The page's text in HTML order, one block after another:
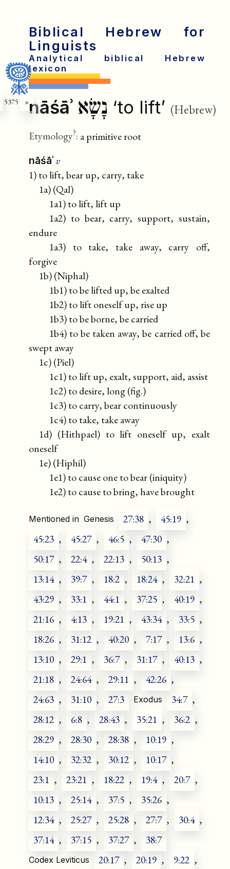
Biblical Hebrew for
Linguists
Analytical biblical Hebrew
lexicon
5375 »nāśāʾ נָשָׂא ‘to lift’ (Hebrew)
Etymology?: a primitive root
nāśāʾ v
1) to lift, bear up, carry, take
1a) (Qal)
1a1) to lift, lift up
1a2) to bear, carry, support, sustain,
endure
1a3) to take, take away, carry off,
forgive
1b) (Niphal)
1b1) to be lifted up, be exalted
1b2) to lift oneself up, rise up
1b3) to be borne, be carried
1b4) to be taken away, be carried off, be
swept away
1c) (Piel)
1c1) to lift up, exalt, support, aid, assist
1c2) to desire, long (fig.)
1c3) to carry, bear continuously
1c4) to take, take away
1d) (Hithpael) to lift oneself up, exalt
oneself
1e) (Hiphil)
1e1) to cause one to bear (iniquity)
1e2) to cause to bring, have brought
Mentioned in Genesis 27:38 , 45:19 ,
45:23 , 45:27 , 46:5 , 47:30 ,
50:17 , 22:4 , 22:13 , 50:13 ,
13:14 , 39:7 , 18:2 , 18:24 , 32:21 ,
43:29 , 33:1 , 44:1 , 37:25 , 40:19 ,
21:16 , 4:13 , 19:21 , 43:34 , 33:5 ,
18:26 , 31:12 , 40:20 , 7:17 , 13:6 ,
13:10 , 29:1 , 36:7 , 31:17 , 40:13 ,
21:18 , 24:64 , 29:11 , 42:26 ,
24:63 , 31:10 , 27:3 Exodus 34:7 ,
28:12 , 6:8 , 28:43 , 35:21 , 36:2 ,
28:29 , 28:30 , 28:38 , 10:19 ,
14:10 , 32:32 , 30:12 , 10:17 ,
23:1 , 23:21 , 18:22 , 19:4 , 20:7 ,
10:13 , 25:14 , 37:5 , 35:26 ,
12:34 , 25:27 , 25:28 , 27:7 , 30:4 ,
37:14 , 37:15 , 37:27 , 38:7
Codex Leviticus 20:17 , 20:19 , 9:22 ,